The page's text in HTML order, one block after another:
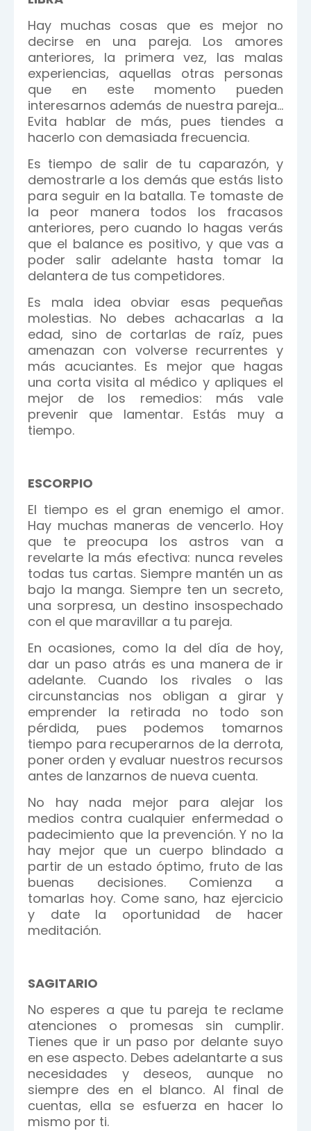
Hay muchas cosas que es mejor no
decirse en una pareja. Los amores
anteriores, la primera vez, las malas
experiencias, aquellas otras personas
que en este momento pueden
interesarnos además de nuestra pareja…
Evita hablar de más, pues tiendes a
hacerlo con demasiada frecuencia.
Es tiempo de salir de tu caparazón, y
demostrarle a los demás que estás listo
para seguir en la batalla. Te tomaste de
la peor manera todos los fracasos
anteriores, pero cuando lo hagas verás
que el balance es positivo, y que vas a
poder salir adelante hasta tomar la
delantera de tus competidores.
Es mala idea obviar esas pequeñas
molestias. No debes achacarlas a la
edad, sino de cortarlas de raíz, pues
amenazan con volverse recurrentes y
más acuciantes. Es mejor que hagas
una corta visita al médico y apliques el
mejor de los remedios: más vale
prevenir que lamentar. Estás muy a
tiempo.
ESCORPIO
El tiempo es el gran enemigo el amor.
Hay muchas maneras de vencerlo. Hoy
que te preocupa los astros van a
revelarte la más efectiva: nunca reveles
todas tus cartas. Siempre mantén un as
bajo la manga. Siempre ten un secreto,
una sorpresa, un destino insospechado
con el que maravillar a tu pareja.
En ocasiones, como la del día de hoy,
dar un paso atrás es una manera de ir
adelante. Cuando los rivales o las
circunstancias nos obligan a girar y
emprender la retirada no todo son
pérdida, pues podemos tomarnos
tiempo para recuperarnos de la derrota,
poner orden y evaluar nuestros recursos
antes de lanzarnos de nueva cuenta.
No hay nada mejor para alejar los
medios contra cualquier enfermedad o
padecimiento que la prevención. Y no la
hay mejor que un cuerpo blindado a
partir de un estado óptimo, fruto de las
buenas decisiones. Comienza a
tomarlas hoy. Come sano, haz ejercicio
y date la oportunidad de hacer
meditación.
SAGITARIO
No esperes a que tu pareja te reclame
atenciones o promesas sin cumplir.
Tienes que ir un paso por delante suyo
en ese aspecto. Debes adelantarte a sus
necesidades y deseos, aunque no
siempre des en el blanco. Al final de
cuentas, ella se esfuerza en hacer lo
mismo por ti.